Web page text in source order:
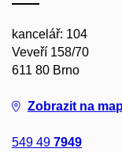
kancelář: 104
Veveří 158/70
611 80 Brno
Zobrazit na
549 49 7949